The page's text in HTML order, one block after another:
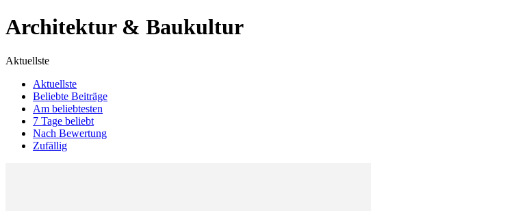
Architektur & Baukultur
Aktuellste
Aktuellste
Beliebte Beiträge
Am beliebtesten
7 Tage beliebt
Nach Bewertung
Zufällig